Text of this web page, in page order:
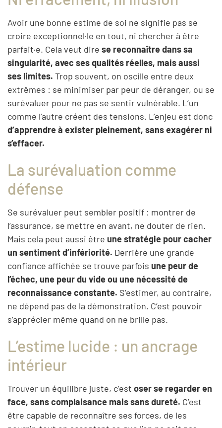
Avoir une bonne estime de soi ne signifie pas se
croire exceptionnel·le en tout, ni chercher à être
parfait·e. Cela veut dire se reconnaître dans sa
singularité, avec ses qualités réelles, mais aussi
ses limites. Trop souvent, on oscille entre deux
extrêmes : se minimiser par peur de déranger, ou se
surévaluer pour ne pas se sentir vulnérable. L’un
comme l’autre créent des tensions. L’enjeu est donc
d’apprendre à exister pleinement, sans exagérer ni
s’effacer.
La surévaluation comme
défense
Se surévaluer peut sembler positif : montrer de
l’assurance, se mettre en avant, ne douter de rien.
Mais cela peut aussi être une stratégie pour cacher
un sentiment d’infériorité. Derrière une grande
confiance affichée se trouve parfois une peur de
l’échec, une peur du vide ou une nécessité de
reconnaissance constante. S’estimer, au contraire,
ne dépend pas de la démonstration. C’est pouvoir
s’apprécier même quand on ne brille pas.
L’estime lucide : un ancrage
intérieur
Trouver un équilibre juste, c’est oser se regarder en
face, sans complaisance mais sans dureté. C’est
être capable de reconnaître ses forces, de les